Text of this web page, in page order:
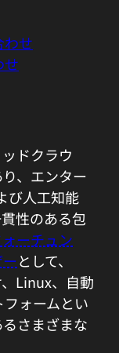
ドクラウ
、エンター
人工知能
性のある包
ォーチュン
として、
Linux、自動